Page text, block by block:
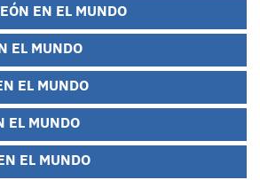
EN EL MUNDO
EL MUNDO
EL MUNDO
EL MUNDO
EL MUNDO